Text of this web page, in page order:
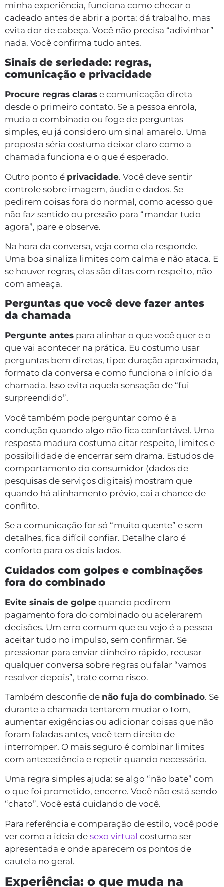
minha experiência, funciona como checar o
cadeado antes de abrir a porta: dá trabalho, mas
evita dor de cabeça. Você não precisa “adivinhar”
nada. Você confirma tudo antes.
Sinais de seriedade: regras,
comunicação e privacidade
Procure regras claras e comunicação direta
desde o primeiro contato. Se a pessoa enrola,
muda o combinado ou foge de perguntas
simples, eu já considero um sinal amarelo. Uma
proposta séria costuma deixar claro como a
chamada funciona e o que é esperado.
Outro ponto é privacidade. Você deve sentir
controle sobre imagem, áudio e dados. Se
pedirem coisas fora do normal, como acesso que
não faz sentido ou pressão para “mandar tudo
agora”, pare e observe.
Na hora da conversa, veja como ela responde.
Uma boa sinaliza limites com calma e não ataca. E
se houver regras, elas são ditas com respeito, não
com ameaça.
Perguntas que você deve fazer antes
da chamada
Pergunte antes para alinhar o que você quer e o
que vai acontecer na prática. Eu costumo usar
perguntas bem diretas, tipo: duração aproximada,
formato da conversa e como funciona o início da
chamada. Isso evita aquela sensação de “fui
surpreendido”.
Você também pode perguntar como é a
condução quando algo não fica confortável. Uma
resposta madura costuma citar respeito, limites e
possibilidade de encerrar sem drama. Estudos de
comportamento do consumidor (dados de
pesquisas de serviços digitais) mostram que
quando há alinhamento prévio, cai a chance de
conflito.
Se a comunicação for só “muito quente” e sem
detalhes, fica difícil confiar. Detalhe claro é
conforto para os dois lados.
Cuidados com golpes e combinações
fora do combinado
Evite sinais de golpe quando pedirem
pagamento fora do combinado ou acelerarem
decisões. Um erro comum que eu vejo é a pessoa
aceitar tudo no impulso, sem confirmar. Se
pressionar para enviar dinheiro rápido, recusar
qualquer conversa sobre regras ou falar “vamos
resolver depois”, trate como risco.
Também desconfie de não fuja do combinado. Se
durante a chamada tentarem mudar o tom,
aumentar exigências ou adicionar coisas que não
foram faladas antes, você tem direito de
interromper. O mais seguro é combinar limites
com antecedência e repetir quando necessário.
Uma regra simples ajuda: se algo “não bate” com
o que foi prometido, encerre. Você não está sendo
“chato”. Você está cuidando de você.
Para referência e comparação de estilo, você pode
ver como a ideia de sexo virtual costuma ser
apresentada e onde aparecem os pontos de
cautela no geral.
Experiência: o que muda na